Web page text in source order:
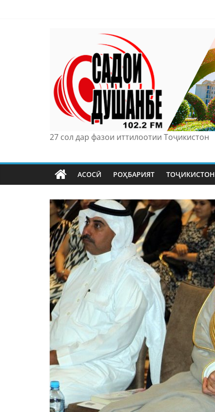
27 сол дар фазои иттилоотии Тоҷикистон
АСОСӢ РОҲБАРИЯТ ТОҶИКИСТОН